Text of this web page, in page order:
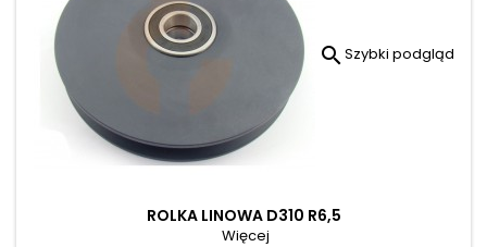
 Szybki podgląd
ROLKA LINOWA D310 R6,5
Więcej